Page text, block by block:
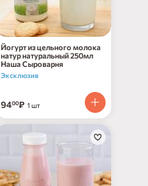
Йогурт из цельного молока
натур натуральный 250мл
Наша Сыроварня
Эксклюзив
9400₽ 1 шт